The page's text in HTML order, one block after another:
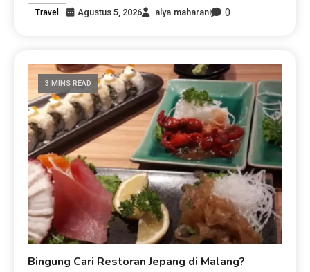
Travel Agustus 5, 2026 alya.maharani 0
3 MINS READ
Bingung Cari Restoran Jepang di Malang?